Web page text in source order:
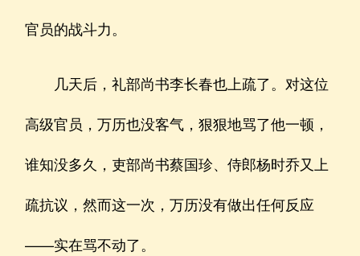
官员的战斗力。
几天后，礼部尚书李长春也上疏了。对这位
高级官员，万历也没客气，狠狠地骂了他一顿，
谁知没多久，吏部尚书蔡国珍、侍郎杨时乔又上
疏抗议，然而这一次，万历没有做出任何反应
——实在骂不动了。